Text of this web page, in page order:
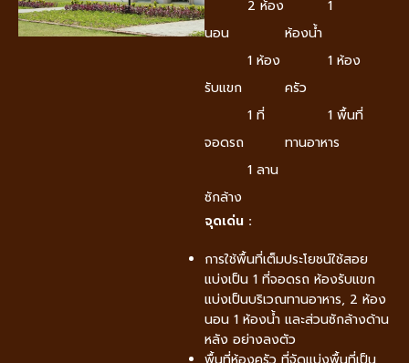
2 ห้อง
นอน
1 ห้อง
รับแขก
1 ที่
จอดรถ
1 ลาน
ซักล้าง
1
ห้องน้ำ
1 ห้อง
ครัว
1 พื้นที่
ทานอาหาร
จุดเด่น :
การใช้พื้นที่เต็มประโยชน์ใช้สอย
แบ่งเป็น 1 ที่จอดรถ ห้องรับแขก
แบ่งเป็นบริเวณทานอาหาร,​ 2 ห้อง
นอน 1 ห้องน้ำ และส่วนซักล้างด้าน
หลัง อย่างลงตัว